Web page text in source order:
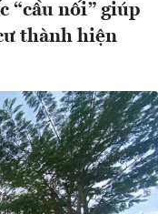
“cầu nối” giúp
thành hiện